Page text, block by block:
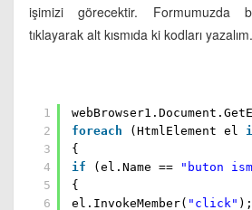
işimizi görecektir. Formumuzda
tıklayarak alt kısmıda ki kodları yazalım.
1
2
3
4
5
6
foreach
(HtmlElement el
{
if
(el.Name == "buton
{
el.InvokeMember( "click" );